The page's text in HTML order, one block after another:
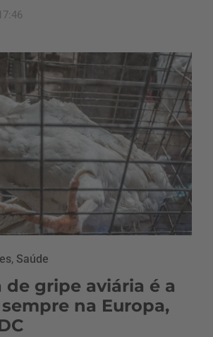
, Saúde
de gripe aviária é a
na Europa,